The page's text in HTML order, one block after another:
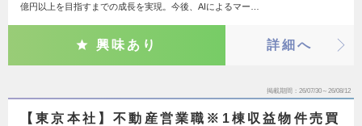
億円以上を目指すまでの成長を実現。今後、AIによるマー…
興味あり 詳細へ
掲載期間 26/07/30～26/08/12
【東京本社】不動産営業職※1棟収益物件売買